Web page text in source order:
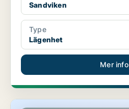
Sandviken
Type
Lägenhet
Mer info
Lägenhet i Sandviken, Storvik